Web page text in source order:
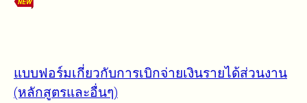
แบบฟอร์มเกี่ยวกับการเบิกจ่ายเงินรายได้ส่วนงาน
(หลักสูตรและอื่นๆ)